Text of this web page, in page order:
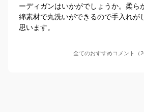
ーディガンはいかがでしょうか。柔ら
綿素材で丸洗いができるので手入れが
思います。
全てのおすすめコメント（2